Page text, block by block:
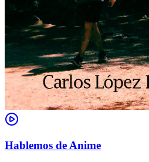
Hablemos de Anime